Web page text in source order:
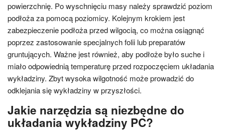
powierzchnię. Po wyschnięciu masy należy sprawdzić poziom
podłoża za pomocą poziomicy. Kolejnym krokiem jest
zabezpieczenie podłoża przed wilgocią, co można osiągnąć
poprzez zastosowanie specjalnych folii lub preparatów
gruntujących. Ważne jest również, aby podłoże było suche i
miało odpowiednią temperaturę przed rozpoczęciem układania
wykładziny. Zbyt wysoka wilgotność może prowadzić do
odklejania się wykładziny w przyszłości.
Jakie narzędzia są niezbędne do
układania wykładziny PC?